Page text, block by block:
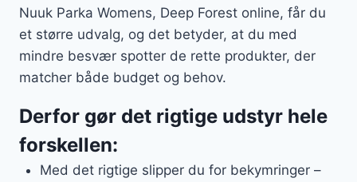
Nuuk Parka Womens, Deep Forest online, får du
et større udvalg, og det betyder, at du med
mindre besvær spotter de rette produkter, der
matcher både budget og behov.
Derfor gør det rigtige udstyr hele
forskellen:
Med det rigtige slipper du for bekymringer –